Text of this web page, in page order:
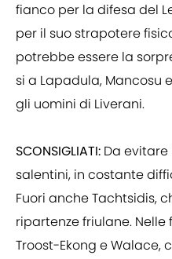
fianco per la difesa del
per il suo strapotere
potrebbe essere la
si a Lapadula, Mancosu
gli uomini di Liverani.
SCONSIGLIATI: Da
salentini, in costante
Fuori anche Tachtsidis,
ripartenze friulane.
Troost-Ekong e Walace,